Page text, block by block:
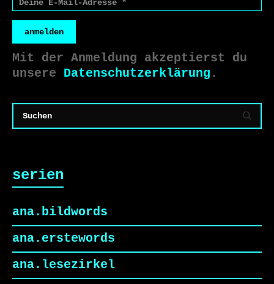
anmelden
Mit der Anmeldung akzeptierst du
unsere Datenschutzerklärung .
serien
ana.bildwords
ana.erstewords
ana.lesezirkel